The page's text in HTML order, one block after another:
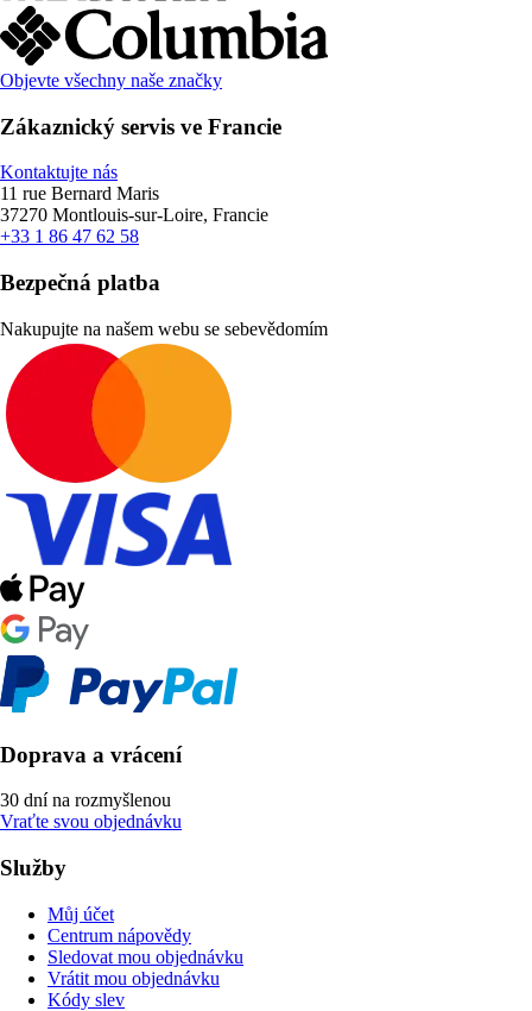
Objevte všechny naše značky
Zákaznický servis ve Francie
Kontaktujte nás
11 rue Bernard Maris
37270 Montlouis-sur-Loire, Francie
+33 1 86 47 62 58
Bezpečná platba
Nakupujte na našem webu se sebevědomím
Doprava a vrácení
30 dní na rozmyšlenou
Vraťte svou objednávku
Služby
Můj účet
Centrum nápovědy
Sledovat mou objednávku
Vrátit mou objednávku
Kódy slev